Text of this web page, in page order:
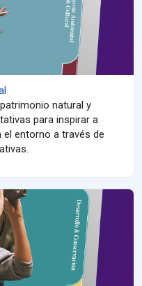
natural y
para inspirar a
entorno a través de